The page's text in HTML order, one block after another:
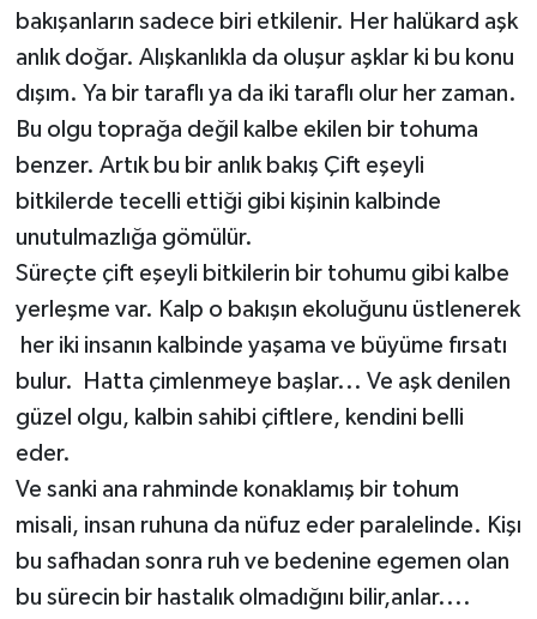
bakışanların sadece biri etkilenir. Her halükard aşk
anlık doğar. Alışkanlıkla da oluşur aşklar ki bu konu
dışım. Ya bir taraflı ya da iki taraflı olur her zaman.
Bu olgu toprağa değil kalbe ekilen bir tohuma
benzer. Artık bu bir anlık bakış Çift eşeyli
bitkilerde tecelli ettiği gibi kişinin kalbinde
unutulmazlığa gömülür.
Süreçte çift eşeyli bitkilerin bir tohumu gibi kalbe
yerleşme var. Kalp o bakışın ekoluğunu üstlenerek
her iki insanın kalbinde yaşama ve büyüme fırsatı
bulur. Hatta çimlenmeye başlar... Ve aşk denilen
güzel olgu, kalbin sahibi çiftlere, kendini belli
eder.
Ve sanki ana rahminde konaklamış bir tohum
misali, insan ruhuna da nüfuz eder paralelinde. Kişı
bu safhadan sonra ruh ve bedenine egemen olan
bu sürecin bir hastalık olmadığını bilir,anlar....